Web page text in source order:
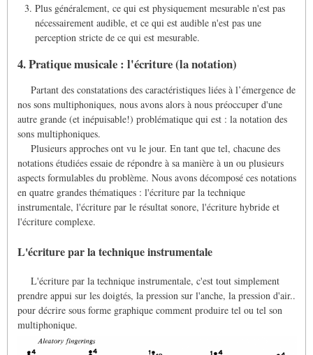
Plus généralement, ce qui est physiquement mesurable n'est pas
nécessairement audible, et ce qui est audible n'est pas une
perception stricte de ce qui est mesurable.
4. Pratique musicale : l'écriture (la notation)
Partant des constatations des caractéristiques liées à l’émergence de
nos sons multiphoniques, nous avons alors à nous préoccuper d'une
autre grande (et inépuisable!) problématique qui est : la notation des
sons multiphoniques.
Plusieurs approches ont vu le jour. En tant que tel, chacune des
notations étudiées essaie de répondre à sa manière à un ou plusieurs
aspects formulables du problème. Nous avons décomposé ces notations
en quatre grandes thématiques : l'écriture par la technique
instrumentale, l'écriture par le résultat sonore, l'écriture hybride et
l'écriture complexe.
L'écriture par la technique instrumentale
L'écriture par la technique instrumentale, c'est tout simplement
prendre appui sur les doigtés, la pression sur l'anche, la pression d'air..
pour décrire sous forme graphique comment produire tel ou tel son
multiphonique.